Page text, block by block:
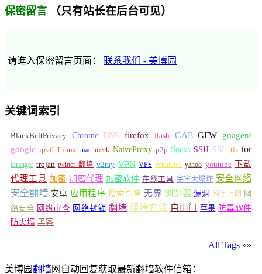
保密留言 （只有站长在后台可见）
请進入保密留言页面： 联系我们 - 美博园
关键词索引
BlackBeltPrivacy Chrome DNS firefox flash GAE GFW
goagent
google ipv6 Linux mac meek NaiveProxy p2p Socks SSH SSL tls tor
toranger trojan twitter 翻墙 v2ray VPN VPS Windows yahoo youtube 下载
代理工具 加密 加密代理 加密软件 在线工具 宇宙大爆炸 安全网络
安全翻墙 安卓 应用程序 搜索引擎 无界 浏览器 漏洞 科学上网 网
络安全 网络审查 网络封锁 翻墙 翻墙方法 自由门 苹果 防毒软件
防火墙 黑客
All Tags »»
美博园翻墙网自动回复获取最新翻墙软件信箱：